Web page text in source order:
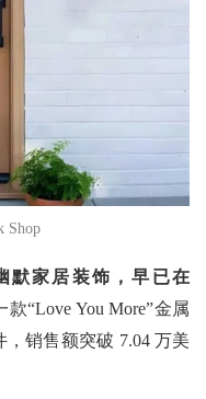
Shop
默家居装饰，早已在
款“Love You More”金属
销售额突破 7.04 万美